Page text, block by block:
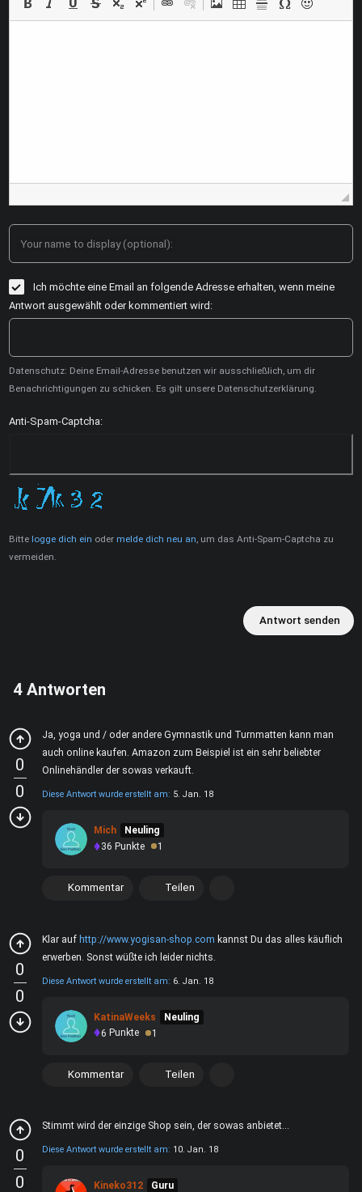
Your name to display (optional):
Ich möchte eine Email an folgende Adresse erhalten, wenn meine
Antwort ausgewählt oder kommentiert wird:
Datenschutz: Deine Email-Adresse benutzen wir ausschließlich, um dir
Benachrichtigungen zu schicken. Es gilt unsere Datenschutzerklärung.
Anti-Spam-Captcha:
Bitte logge dich ein oder melde dich neu an , um das Anti-Spam-Captcha zu
vermeiden.
Antwort senden
4 Antworten
0
0
Ja, yoga und / oder andere Gymnastik und Turnmatten kann man
auch online kaufen. Amazon zum Beispiel ist ein sehr beliebter
Onlinehändler der sowas verkauft.
Diese Antwort wurde erstellt am: 5. Jan. 18
Mich
Neuling
36 Punkte 1
Kommentar Teilen
0
0
Klar auf http://www.yogisan-shop.com kannst Du das alles käuflich
erwerben. Sonst wüßte ich leider nichts.
Diese Antwort wurde erstellt am: 6. Jan. 18
KatinaWeeks
Neuling
6 Punkte 1
Kommentar Teilen
0
0
Stimmt wird der einzige Shop sein, der sowas anbietet...
Diese Antwort wurde erstellt am: 10. Jan. 18
Kineko312 Guru